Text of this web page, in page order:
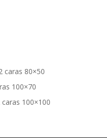
caras 80×50
100×70
100×100